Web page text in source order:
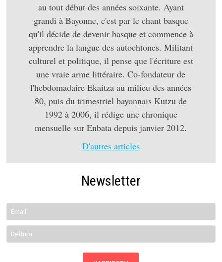
au tout début des années soixante. Ayant
grandi à Bayonne, c'est par le chant basque
qu'il décide de devenir basque et commence à
apprendre la langue des autochtones. Militant
culturel et politique, il pense que l'écriture est
une vraie arme littéraire. Co-fondateur de
l'hebdomadaire Ekaitza au milieu des années
80, puis du trimestriel bayonnais Kutzu de
1992 à 2006, il rédige une chronique
mensuelle sur Enbata depuis janvier 2012.
D'autres articles
Newsletter